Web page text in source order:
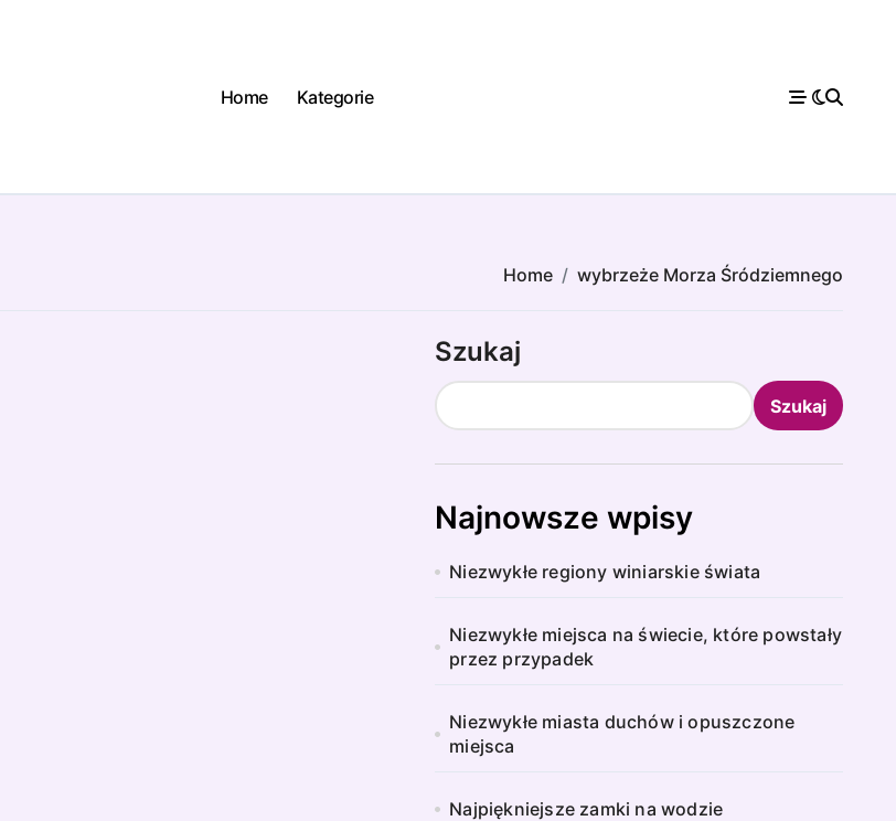
Home Kategorie
Home wybrzeże Morza Śródziemnego
Szukaj
Szukaj
Najnowsze wpisy
Niezwykłe regiony winiarskie świata
Niezwykłe miejsca na świecie, które powstały
przez przypadek
Niezwykłe miasta duchów i opuszczone
miejsca
Najpiękniejsze zamki na wodzie